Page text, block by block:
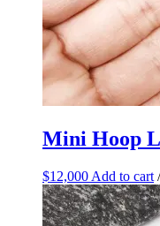
Mini Hoop
$12,000 Add to cart